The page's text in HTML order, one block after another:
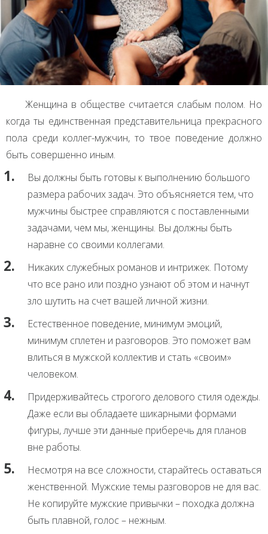
Женщина в обществе считается слабым полом. Но
когда ты единственная представительница прекрасного
пола среди коллег-мужчин, то твое поведение должно
быть совершенно иным.
Вы должны быть готовы к выполнению большого
размера рабочих задач. Это объясняется тем, что
мужчины быстрее справляются с поставленными
задачами, чем мы, женщины. Вы должны быть
наравне со своими коллегами.
Никаких служебных романов и интрижек. Потому
что все рано или поздно узнают об этом и начнут
зло шутить на счет вашей личной жизни.
Естественное поведение, минимум эмоций,
минимум сплетен и разговоров. Это поможет вам
влиться в мужской коллектив и стать «своим»
человеком.
Придерживайтесь строгого делового стиля одежды.
Даже если вы обладаете шикарными формами
фигуры, лучше эти данные приберечь для планов
вне работы.
Несмотря на все сложности, старайтесь оставаться
женственной. Мужские темы разговоров не для вас.
Не копируйте мужские привычки – походка должна
быть плавной, голос – нежным.